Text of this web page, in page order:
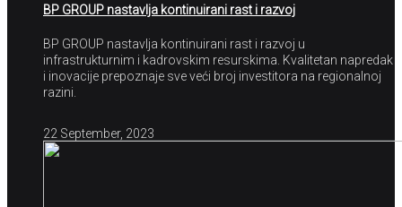
BP GROUP nastavlja kontinuirani rast i razvoj
BP GROUP nastavlja kontinuirani rast i razvoj u
infrastrukturnim i kadrovskim resurskima. Kvalitetan napredak
i inovacije prepoznaje sve veći broj investitora na regionalnoj
razini.
22 September, 2023